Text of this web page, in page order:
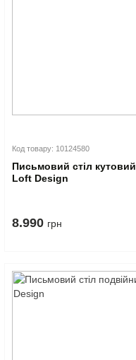
Код товару: 10124580
Письмовий стіл
Loft Design
8.990 грн